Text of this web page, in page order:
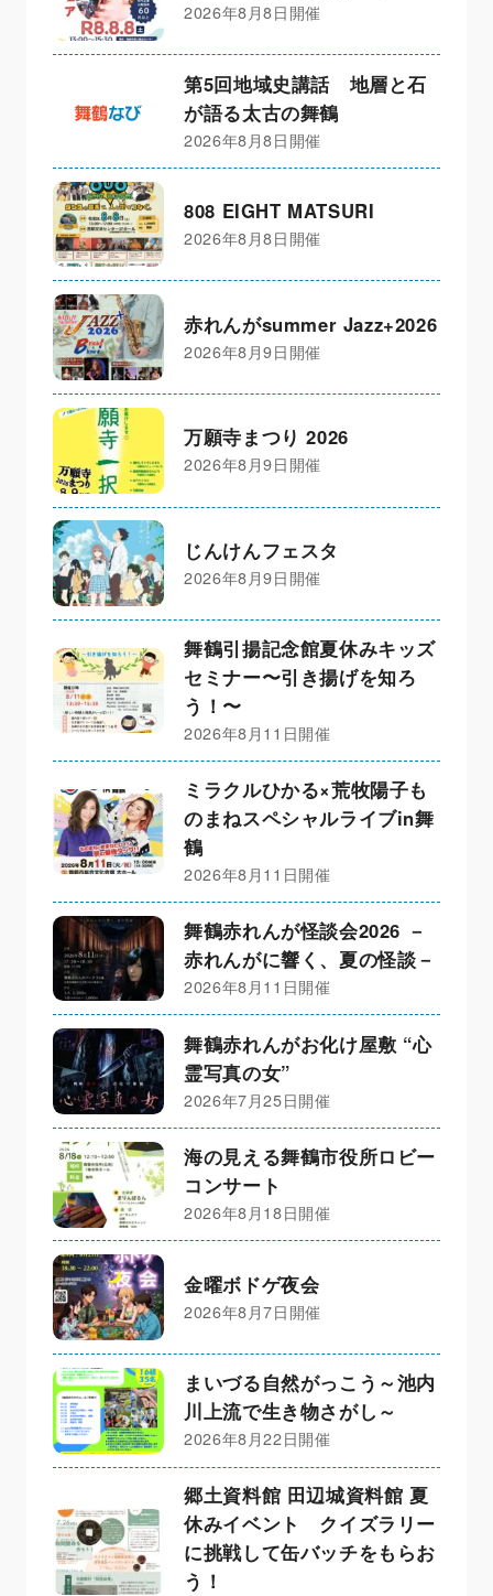
2026年8月8日開催
第5回地域史講話 地層と石
が語る太古の舞鶴
2026年8月8日開催
808 EIGHT MATSURI
2026年8月8日開催
赤れんがsummer Jazz+2026
2026年8月9日開催
万願寺まつり 2026
2026年8月9日開催
じんけんフェスタ
2026年8月9日開催
舞鶴引揚記念館夏休みキッズ
セミナー〜引き揚げを知ろ
う！〜
2026年8月11日開催
ミラクルひかる×荒牧陽子も
のまねスペシャルライブin舞
鶴
2026年8月11日開催
舞鶴赤れんが怪談会2026 －
赤れんがに響く、夏の怪談－
2026年8月11日開催
舞鶴赤れんがお化け屋敷 “心
霊写真の女”
2026年7月25日開催
海の見える舞鶴市役所ロビー
コンサート
2026年8月18日開催
金曜ボドゲ夜会
2026年8月7日開催
まいづる自然がっこう～池内
川上流で生き物さがし～
2026年8月22日開催
郷土資料館 田辺城資料館 夏
休みイベント クイズラリー
に挑戦して缶バッチをもらお
う！